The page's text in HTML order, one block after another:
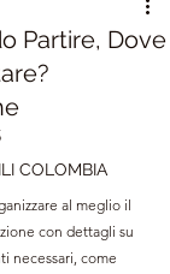
Partire, Dove
COLOMBIA
al meglio il
con dettagli su
necessari, come